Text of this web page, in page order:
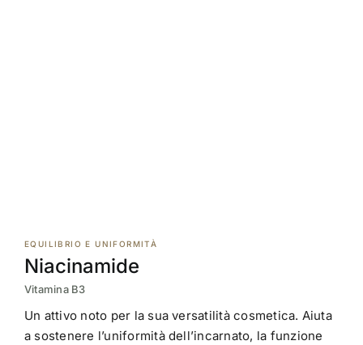
EQUILIBRIO E UNIFORMITÀ
Niacinamide
Vitamina B3
Un attivo noto per la sua versatilità cosmetica. Aiuta
a sostenere l’uniformità dell’incarnato, la funzione